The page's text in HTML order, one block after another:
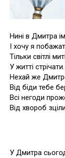
Нині в Дмитра
І хочу я
Тільки світлі
У житті стрічати.
Нехай же
Від біди тебе
Всі негоди
Від хвороб
У Дмитра